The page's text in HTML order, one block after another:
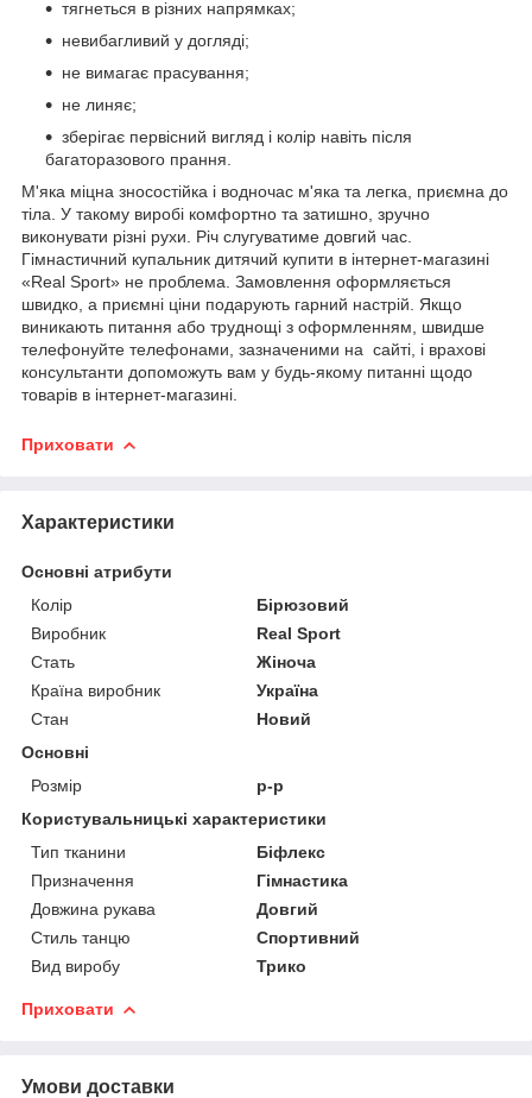
тягнеться в різних напрямках;
невибагливий у догляді;
не вимагає прасування;
не линяє;
зберігає первісний вигляд і колір навіть після
багаторазового прання.
М'яка міцна зносостійка і водночас м'яка та легка, приємна до
тіла. У такому виробі комфортно та затишно, зручно
виконувати різні рухи. Річ слугуватиме довгий час.
Гімнастичний купальник дитячий купити в інтернет-магазині
«Real Sport» не проблема. Замовлення оформляється
швидко, а приємні ціни подарують гарний настрій. Якщо
виникають питання або труднощі з оформленням, швидше
телефонуйте телефонами, зазначеними на сайті, і врахові
консультанти допоможуть вам у будь-якому питанні щодо
товарів в інтернет-магазині.
Приховати
Характеристики
Основні атрибути
Колір
Бірюзовий
Виробник
Real Sport
Стать
Жіноча
Країна виробник
Україна
Стан
Новий
Основні
Розмір
р-р
Користувальницькі характеристики
Тип тканини
Біфлекс
Призначення
Гімнастика
Довжина рукава
Довгий
Стиль танцю
Спортивний
Вид виробу
Трико
Приховати
Умови доставки